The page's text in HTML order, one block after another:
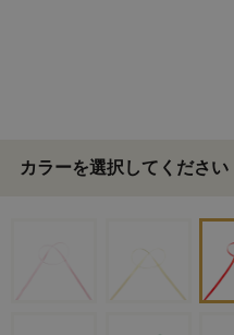
カラーを選択してください